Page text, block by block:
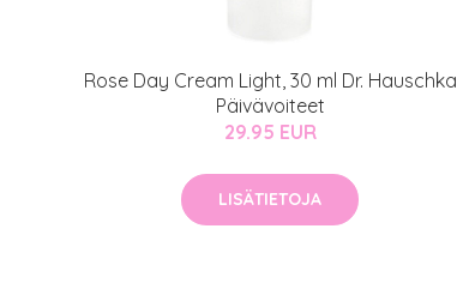
Rose Day Cream Light, 30 ml Dr. Hauschka
Päivävoiteet
29.95 EUR
LISÄTIETOJA
tuotteet -20 %!
ja saat nyt myös -200 €